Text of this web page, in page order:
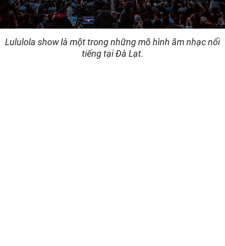
Lululola show là một trong những mô hình âm nhạc nổi
tiếng tại Đà Lạt.